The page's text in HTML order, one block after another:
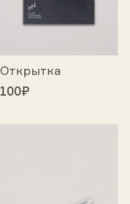
Открытка
100₽